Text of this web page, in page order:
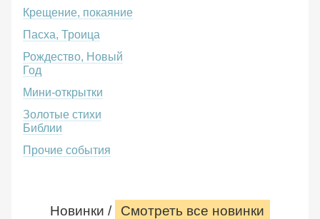
Крещение, покаяние
Пасха, Троица
Рождество, Новый
Год
Мини-открытки
Золотые стихи
Библии
Прочие события
Новинки / Смотреть все новинки